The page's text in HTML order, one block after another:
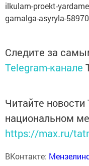
ilkulam-proekt-
gamalga-asyryla-
Следите за
Telegram-канале
Читайте новости
национальном
https://max.ru/
ВКонтакте: